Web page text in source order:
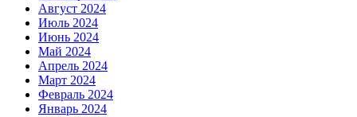
Август 2024
Июль 2024
Июнь 2024
Май 2024
Апрель 2024
Март 2024
Февраль 2024
Январь 2024